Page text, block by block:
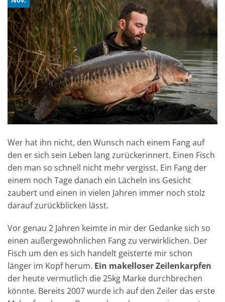
Wer hat ihn nicht, den Wunsch nach einem Fang auf
den er sich sein Leben lang zurückerinnert. Einen Fisch
den man so schnell nicht mehr vergisst. Ein Fang der
einem noch Tage danach ein Lächeln ins Gesicht
zaubert und einen in vielen Jahren immer noch stolz
darauf zurückblicken lässt.
Vor genau 2 Jahren keimte in mir der Gedanke sich so
einen außergewöhnlichen Fang zu verwirklichen. Der
Fisch um den es sich handelt geisterte mir schon
länger im Kopf herum. Ein makelloser Zeilenkarpfen
der heute vermutlich die 25kg Marke durchbrechen
könnte. Bereits 2007 wurde ich auf den Zeiler das erste